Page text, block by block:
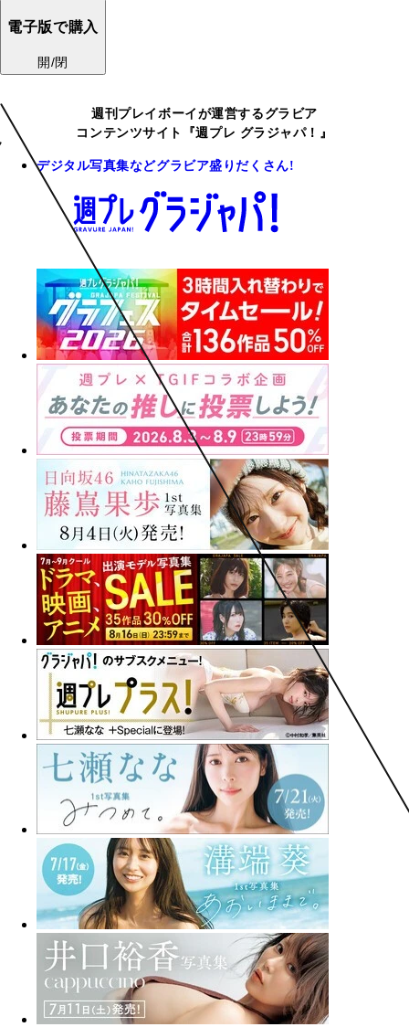
電子版で購入
開/閉
週刊プレイボーイが運営するグラビア
コンテンツサイト『週プレ グラジャパ！』
デジタル写真集などグラビア盛りだくさん!